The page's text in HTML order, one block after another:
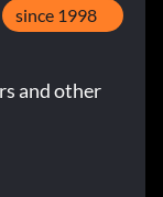
since 1998
and other